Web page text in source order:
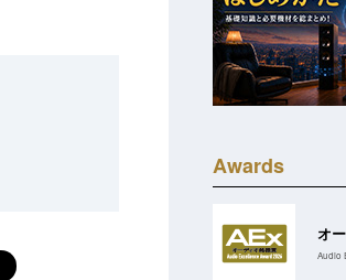
Awards
オ
Audio